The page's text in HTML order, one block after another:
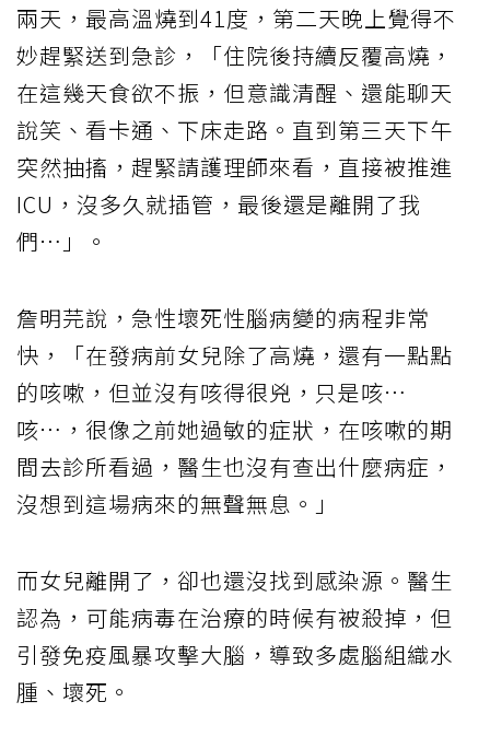
兩天，最高溫燒到41度，第二天晚上覺得不
妙趕緊送到急診，「住院後持續反覆高燒，
在這幾天食欲不振，但意識清醒、還能聊天
說笑、看卡通、下床走路。直到第三天下午
突然抽搐，趕緊請護理師來看，直接被推進
ICU，沒多久就插管，最後還是離開了我
們⋯」。
詹明芫說，急性壞死性腦病變的病程非常
快，「在發病前女兒除了高燒，還有一點點
的咳嗽，但並沒有咳得很兇，只是咳⋯
咳⋯，很像之前她過敏的症狀，在咳嗽的期
間去診所看過，醫生也沒有查出什麼病症，
沒想到這場病來的無聲無息。」
而女兒離開了，卻也還沒找到感染源。醫生
認為，可能病毒在治療的時候有被殺掉，但
引發免疫風暴攻擊大腦，導致多處腦組織水
腫、壞死。